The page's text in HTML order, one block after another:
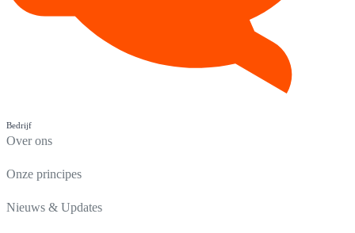
Bedrijf
Over ons
Onze principes
Nieuws & Updates